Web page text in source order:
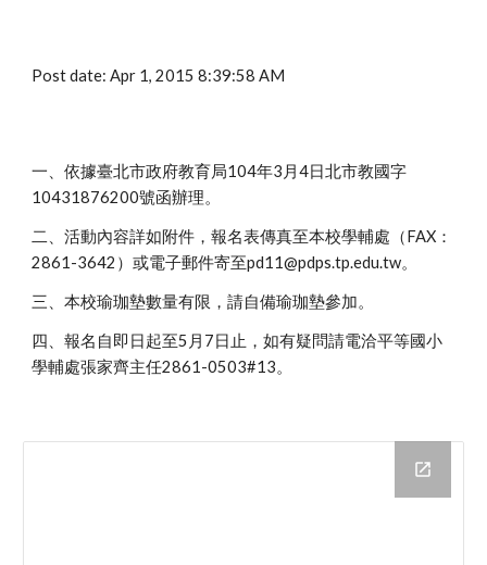
Post date: Apr 1, 2015 8:39:58 AM
一、依據臺北市政府教育局104年3月4日北市教國字
10431876200號函辦理。
二、活動內容詳如附件，報名表傳真至本校學輔處（FAX：
2861-3642）或電子郵件寄至pd11@pdps.tp.edu.tw。
三、本校瑜珈墊數量有限，請自備瑜珈墊參加。
四、報名自即日起至5月7日止，如有疑問請電洽平等國小
學輔處張家齊主任2861-0503#13。